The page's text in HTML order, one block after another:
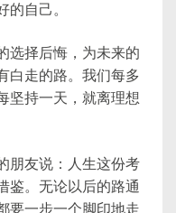
的自己。
选择后悔，为未来的
白走的路。我们每多
坚持一天，就离理想
朋友说：人生这份考
鉴。无论以后的路通
要一步一个脚印地走